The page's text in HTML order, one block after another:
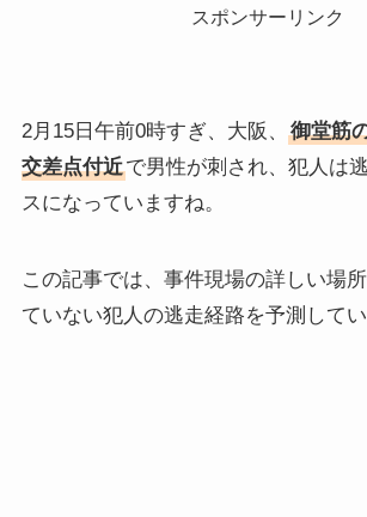
スポンサーリンク
2月15日午前0時すぎ、大阪、
御堂筋
交差点付近で男性が刺され、犯人は
スになっていますね。
この記事では、事件現場の詳しい場
ていない犯人の逃走経路を予測してい